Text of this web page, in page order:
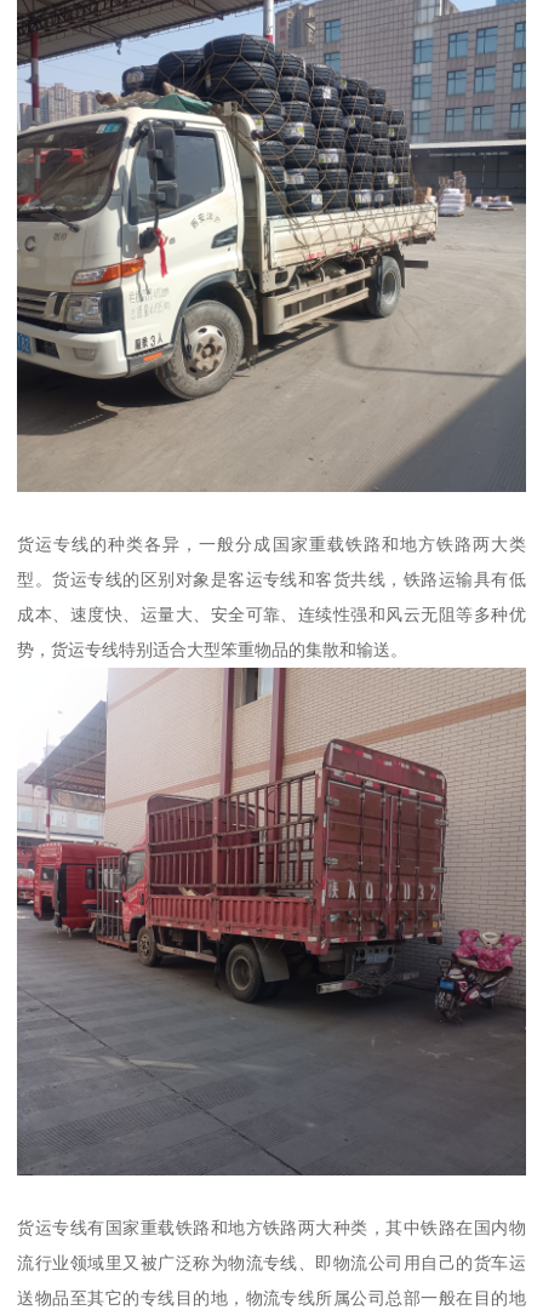
货运专线的种类各异，一般分成国家重载铁路和地方铁路两大类
型。货运专线的区别对象是客运专线和客货共线，铁路运输具有低
成本、速度快、运量大、安全可靠、连续性强和风云无阻等多种优
势，货运专线特别适合大型笨重物品的集散和输送。
货运专线有国家重载铁路和地方铁路两大种类，其中铁路在国内物
流行业领域里又被广泛称为物流专线、即物流公司用自己的货车运
送物品至其它的专线目的地，物流专线所属公司总部一般在目的地